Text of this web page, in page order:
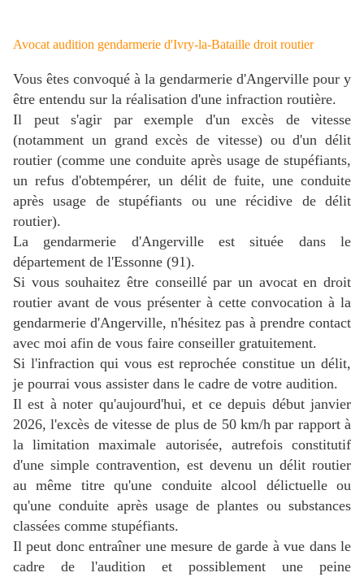
Avocat audition gendarmerie d'Ivry-la-Bataille droit routier
Vous êtes convoqué à la gendarmerie d'Angerville pour y
être entendu sur la réalisation d'une infraction routière.
Il peut s'agir par exemple d'un excès de vitesse
(notamment un grand excès de vitesse) ou d'un délit
routier (comme une conduite après usage de stupéfiants,
un refus d'obtempérer, un délit de fuite, une conduite
après usage de stupéfiants ou une récidive de délit
routier).
La gendarmerie d'Angerville est située dans le
département de l'Essonne (91).
Si vous souhaitez être conseillé par un avocat en droit
routier avant de vous présenter à cette convocation à la
gendarmerie d'Angerville, n'hésitez pas à prendre contact
avec moi afin de vous faire conseiller gratuitement.
Si l'infraction qui vous est reprochée constitue un délit,
je pourrai vous assister dans le cadre de votre audition.
Il est à noter qu'aujourd'hui, et ce depuis début janvier
2026, l'excès de vitesse de plus de 50 km/h par rapport à
la limitation maximale autorisée, autrefois constitutif
d'une simple contravention, est devenu un délit routier
au même titre qu'une conduite alcool délictuelle ou
qu'une conduite après usage de plantes ou substances
classées comme stupéfiants.
Il peut donc entraîner une mesure de garde à vue dans le
cadre de l'audition et possiblement une peine